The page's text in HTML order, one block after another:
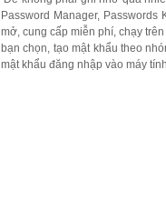
Password Manager, Passwords
mở, cung cấp miễn phí, chạy
bạn chọn, tạo mật khẩu theo
mật khẩu đăng nhập vào máy